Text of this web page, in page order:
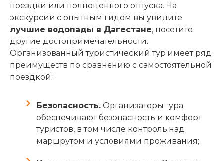
поездки или полноценного отпуска. На
экскурсии с опытным гидом вы увидите
лучшие водопады в Дагестане, посетите
другие достопримечательности.
Организованный туристический тур имеет ряд
преимуществ по сравнению с самостоятельной
поездкой:
Безопасность.Организаторы тура
обеспечивают безопасность и комфорт
туристов, в том числе контроль над
маршрутом и условиями проживания;